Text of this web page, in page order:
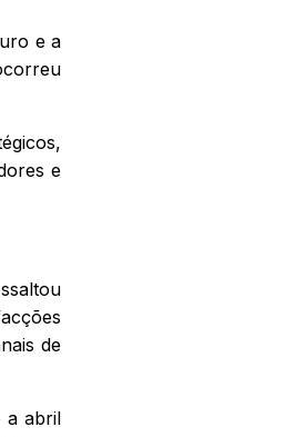
e a
e
de
a abril